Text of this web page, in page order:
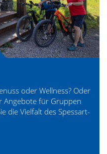
oder Wellness? Oder
Angebote für Gruppen
die Vielfalt des Spessart-